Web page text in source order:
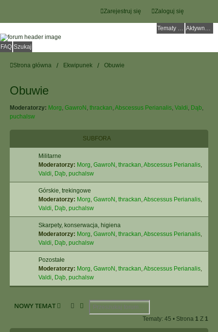
Zaloguj się
Zarejestruj się
Tematy bez odpowiedzi Aktywne tematy
FAQ Szukaj
Strona główna Ekwipunek Obuwie
Obuwie
Moderatorzy: Morg, GawroN , thrackan, Abscessus Perianalis, Valdi, Dąb,
puchalsw
SUBFORA
Militarne
Moderatorzy: Morg, GawroN , thrackan,Abscessus Perianalis,
Valdi, Dąb, puchalsw
Górskie, trekingowe
Moderatorzy: Morg, GawroN , thrackan,Abscessus Perianalis,
Valdi, Dąb, puchalsw
Skarpety, konserwacja, higiena
Moderatorzy: Morg, GawroN , thrackan,Abscessus Perianalis,
Valdi, Dąb, puchalsw
Pozostałe
Moderatorzy: Morg, GawroN , thrackan,Abscessus Perianalis,
Valdi, Dąb, puchalsw
NOWY TEMAT SzukajWyszukiwanie Zaawansowane
Tematy: 45 • Strona 1 Z 1